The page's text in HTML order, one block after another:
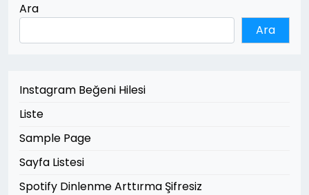
Ara
Ara
Instagram Beğeni Hilesi
Liste
Sample Page
Sayfa Listesi
Spotify Dinlenme Arttırma Şifresiz